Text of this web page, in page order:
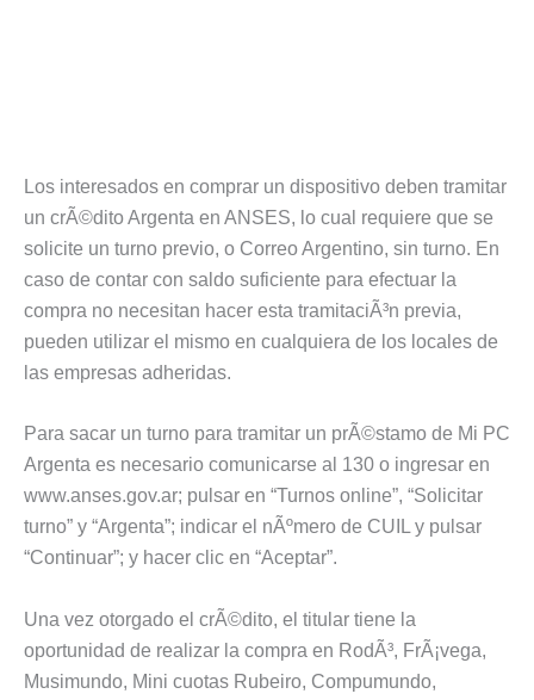
Los interesados en comprar un dispositivo deben tramitar
un crÃ©dito Argenta en ANSES, lo cual requiere que se
solicite un turno previo, o Correo Argentino, sin turno. En
caso de contar con saldo suficiente para efectuar la
compra no necesitan hacer esta tramitaciÃ³n previa,
pueden utilizar el mismo en cualquiera de los locales de
las empresas adheridas.
Para sacar un turno para tramitar un prÃ©stamo de Mi PC
Argenta es necesario comunicarse al 130 o ingresar en
www.anses.gov.ar; pulsar en “Turnos online”, “Solicitar
turno” y “Argenta”; indicar el nÃºmero de CUIL y pulsar
“Continuar”; y hacer clic en “Aceptar”.
Una vez otorgado el crÃ©dito, el titular tiene la
oportunidad de realizar la compra en RodÃ³, FrÃ¡vega,
Musimundo, Mini cuotas Rubeiro, Compumundo,